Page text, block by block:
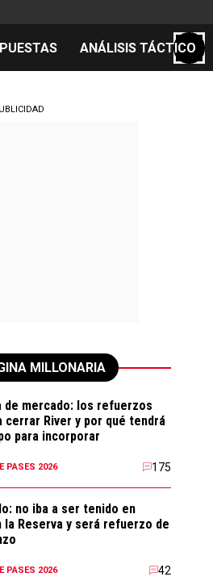
ANÁLISIS TÁCTICO
MILLONARIA
de mercado: los refuerzos
cerrar River y por qué tendrá
para incorporar
PASES 2026 175
no iba a ser tenido en
la Reserva y será refuerzo de
PASES 2026 42